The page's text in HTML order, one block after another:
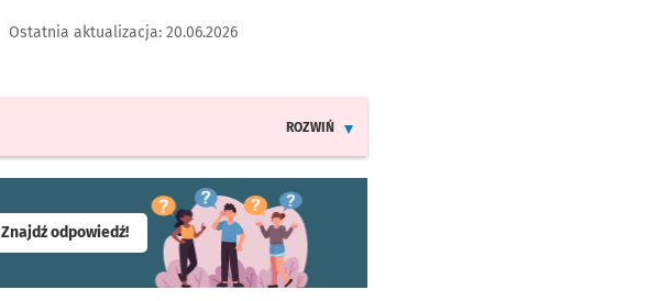
Ostatnia aktualizacja: 20.06.2026
ROZWIŃ
Znajdź odpowiedź!- otworzy się w nowej karcie